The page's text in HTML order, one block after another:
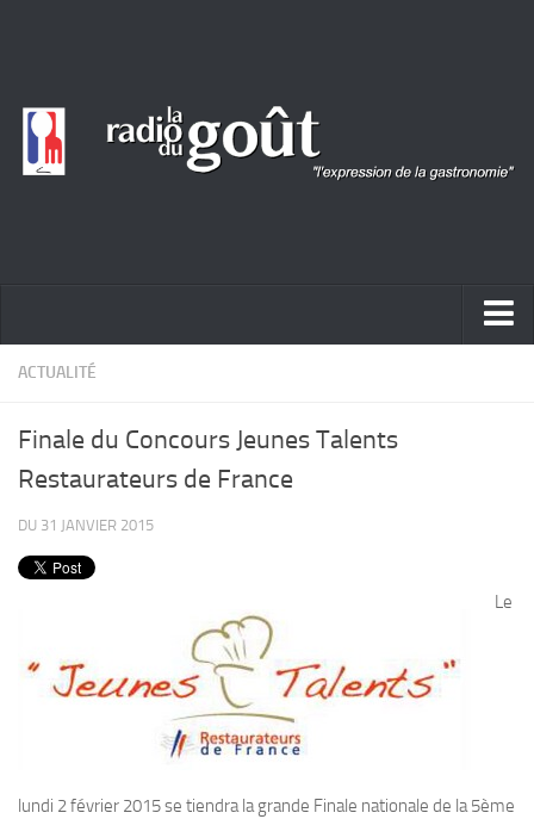
ACTUALITÉ
Plats
ACTUALITÉ
Finale du Concours Jeunes Talents
Restaurateurs de France
DU 31 JANVIER 2015
Le
lundi 2 février 2015 se tiendra la grande Finale nationale de la 5ème